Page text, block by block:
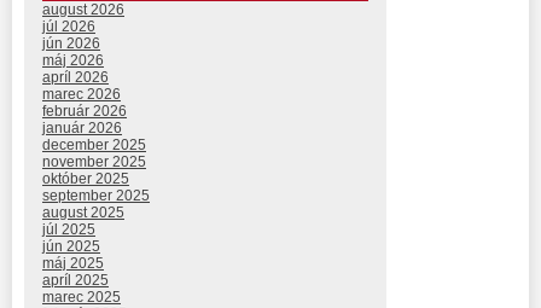
august 2026
júl 2026
jún 2026
máj 2026
apríl 2026
marec 2026
február 2026
január 2026
december 2025
november 2025
október 2025
september 2025
august 2025
júl 2025
jún 2025
máj 2025
apríl 2025
marec 2025